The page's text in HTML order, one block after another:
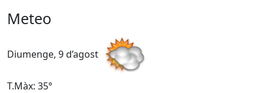
Meteo
Diumenge, 9 d’agost
T.Màx: 35°